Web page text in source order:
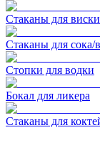
Стаканы для виски
Стаканы для сока/
Стопки для водки
Бокал для ликера
Стаканы для